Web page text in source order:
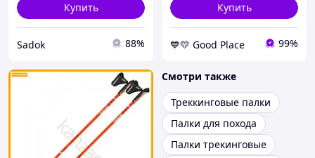
Купить
Sadok 88%
Купить
💙💛 Good Place 99%
Смотри также
Треккинговые палки
Палки для похода
Палки трекинговые